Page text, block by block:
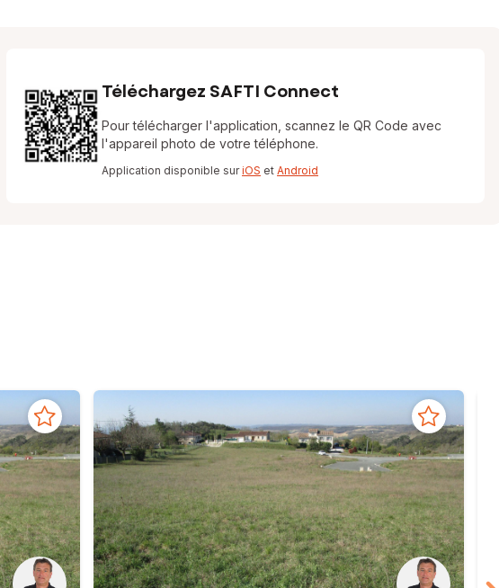
Téléchargez SAFTI Connect
Pour télécharger l'application, scannez le QR Code avec
l'appareil photo de votre téléphone.
Application disponible suriOS et Android